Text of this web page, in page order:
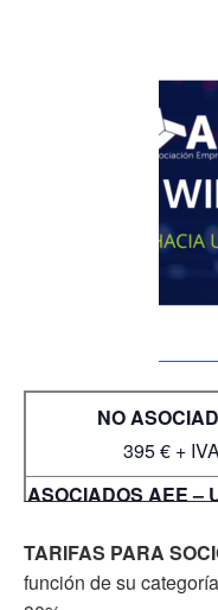
NO
395 € +
ASOCIADOS AEE –
TARIFAS PARA
función de su